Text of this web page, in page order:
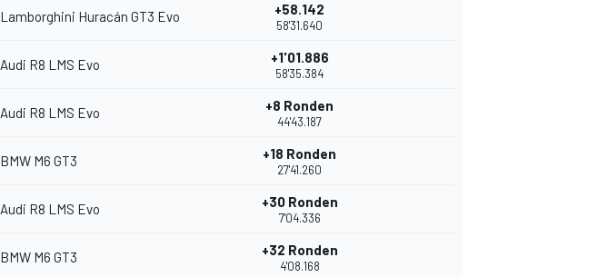
Lamborghini Huracán GT3 Evo +58.142
58'31.640
Audi R8 LMS Evo +1'01.886
58'35.384
Audi R8 LMS Evo +8 Ronden
44'43.187
BMW M6 GT3 +18 Ronden
27'41.260
Audi R8 LMS Evo +30 Ronden
7'04.336
BMW M6 GT3 +32 Ronden
4'08.168